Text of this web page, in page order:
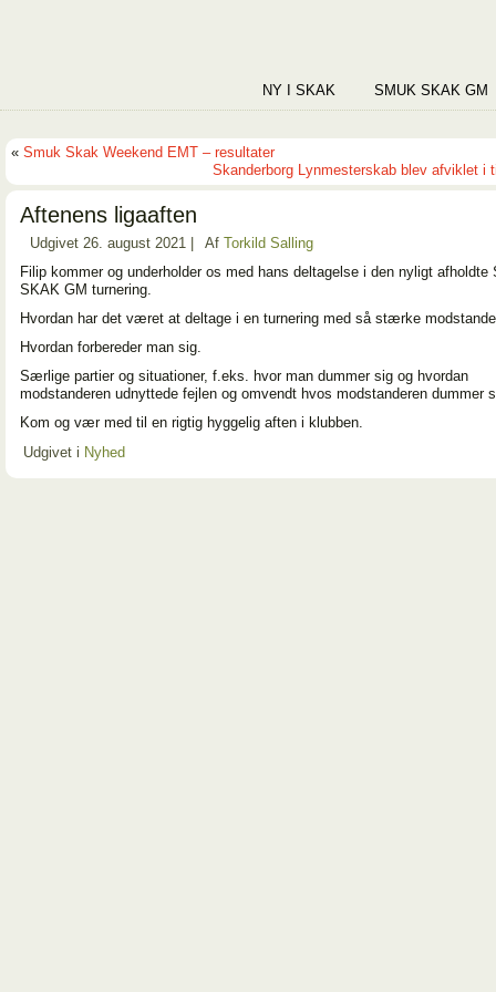
NY I SKAK SMUK SKAK GM
« Smuk Skak Weekend EMT – resultater
Skanderborg Lynmesterskab blev afviklet i
Aftenens ligaaften
Udgivet 26. august 2021 Af Torkild Salling
Filip kommer og underholder os med hans deltagelse i den nyligt afholdte
SKAK GM turnering.
Hvordan har det været at deltage i en turnering med så stærke
Hvordan forbereder man sig.
Særlige partier og situationer, f.eks. hvor man dummer sig og hvordan
modstanderen udnyttede fejlen og omvendt hvos modstanderen dummer
Kom og vær med til en rigtig hyggelig aften i klubben.
Udgivet i Nyhed